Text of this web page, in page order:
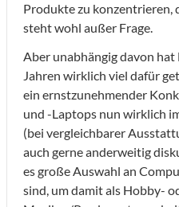
Produkte zu konzentrieren,
steht wohl außer Frage.
Aber unabhängig davon
Jahren wirklich viel dafür
ein ernstzunehmender
und -Laptops nun wirklich
(bei vergleichbarer
auch gerne anderweitig
es große Auswahl an
sind, um damit als Hobby-